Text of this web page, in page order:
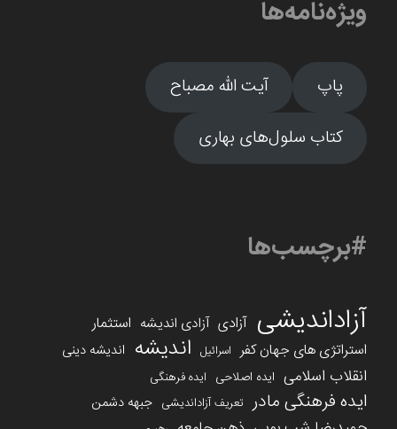
ویژه‌نامه‌ها
پاپ
آیت الله مصباح
کتاب سلول‌های بهاری
#برچسب‌ها
آزاداندیشی آزادی آزادی اندیشه استثمار
استراتژی های جهان کفر اسرائیل اندیشه اندیشه دینی
انقلاب اسلامی ایده اصلاحی ایده فرهنگی
ایده فرهنگی مادر تعریف آزاداندیشی جبهه دشمن